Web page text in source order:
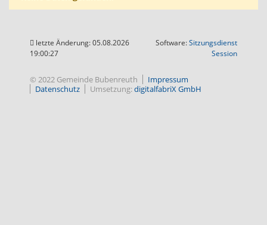
letzte Änderung: 05.08.2026
19:00:27
Software:Sitzungsdienst
Session(Wird in
© 2022 Gemeinde Bubenreuth
Impressum
Datenschutz
Umsetzung:digitalfabriX GmbH